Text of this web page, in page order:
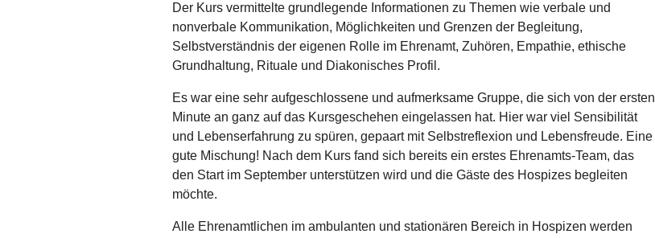
Der Kurs vermittelte grundlegende Informationen zu Themen wie verbale und
nonverbale Kommunikation, Möglichkeiten und Grenzen der Begleitung,
Selbstverständnis der eigenen Rolle im Ehrenamt, Zuhören, Empathie, ethische
Grundhaltung, Rituale und Diakonisches Profil.
Es war eine sehr aufgeschlossene und aufmerksame Gruppe, die sich von der ersten
Minute an ganz auf das Kursgeschehen eingelassen hat. Hier war viel Sensibilität
und Lebenserfahrung zu spüren, gepaart mit Selbstreflexion und Lebensfreude. Eine
gute Mischung! Nach dem Kurs fand sich bereits ein erstes Ehrenamts-Team, das
den Start im September unterstützen wird und die Gäste des Hospizes begleiten
möchte.
Alle Ehrenamtlichen im ambulanten und stationären Bereich in Hospizen werden